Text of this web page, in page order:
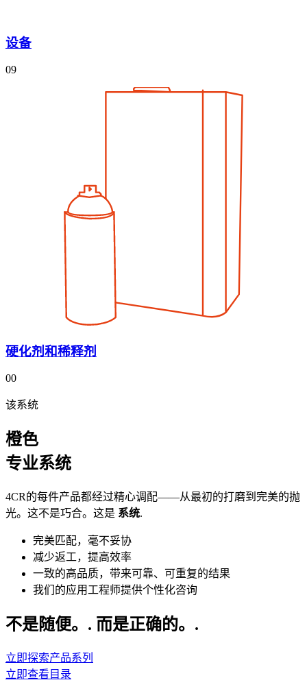
设备
09
硬化剂和稀释剂
00
该系统
橙色
专业系统
4CR的每件产品都经过精心调配——从最初的打磨到完美的抛
光。这不是巧合。这是 系统.
完美匹配，毫不妥协
减少返工，提高效率
一致的高品质，带来可靠、可重复的结果
我们的应用工程师提供个性化咨询
不是随便。. 而是正确的。.
立即探索产品系列
立即查看目录